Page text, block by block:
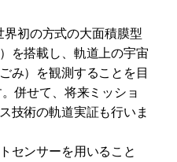
界初の方式の大面積膜型
を搭載し、軌道上の宇宙
み）を観測することを目
併せて、将来ミッショ
技術の軌道実証も行いま
センサーを用いること